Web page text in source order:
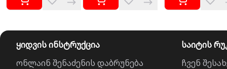
ყიდვის ინსტრუქცია
ონლაინ შენაძენის დაბრუნება
საიტის
ჩვენ